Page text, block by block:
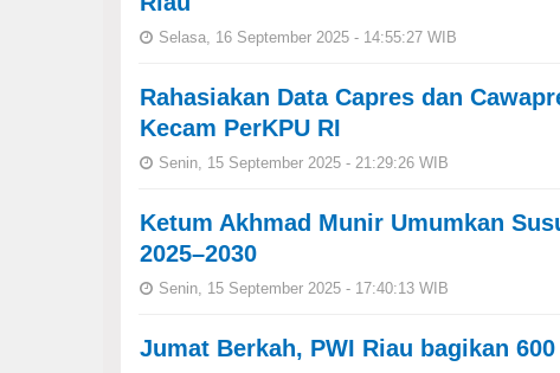
Selasa, 16 September 2025 - 14:55:27 WIB
Rahasiakan Data Capres dan
Kecam PerKPU RI
Senin, 15 September 2025 - 21:29:26 WIB
Ketum Akhmad Munir Umumkan
2025–2030
Senin, 15 September 2025 - 17:40:13 WIB
Jumat Berkah, PWI Riau bagikan